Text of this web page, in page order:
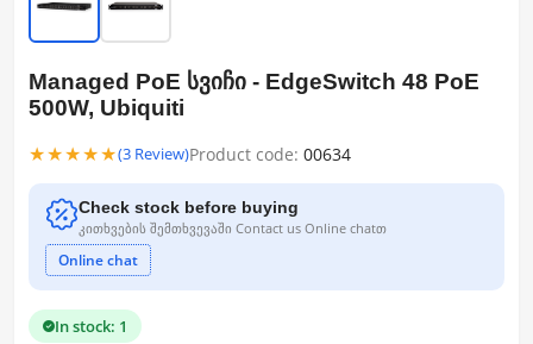
Managed PoE სვიჩი - EdgeSwitch 48 PoE
500W, Ubiquiti
★★★★★(3 Review)Product code: 00634
Check stock before buying
კითხვების შემთხვევაში Contact us Online chatთ
Online chat
In stock: 1